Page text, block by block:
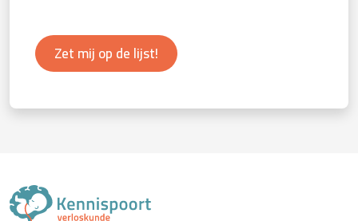
Zet mij op de lijst!